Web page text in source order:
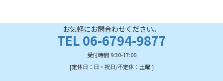
お気軽にお問合わせください。
TEL 06-6794-9877
受付時間 9:30-17:00
[定休日：日・祝日/不定休：土曜 ]